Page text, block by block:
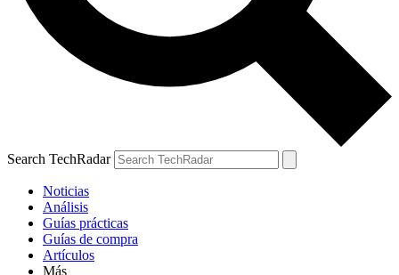
Search TechRadar
Noticias
Análisis
Guías prácticas
Guías de compra
Artículos
Más